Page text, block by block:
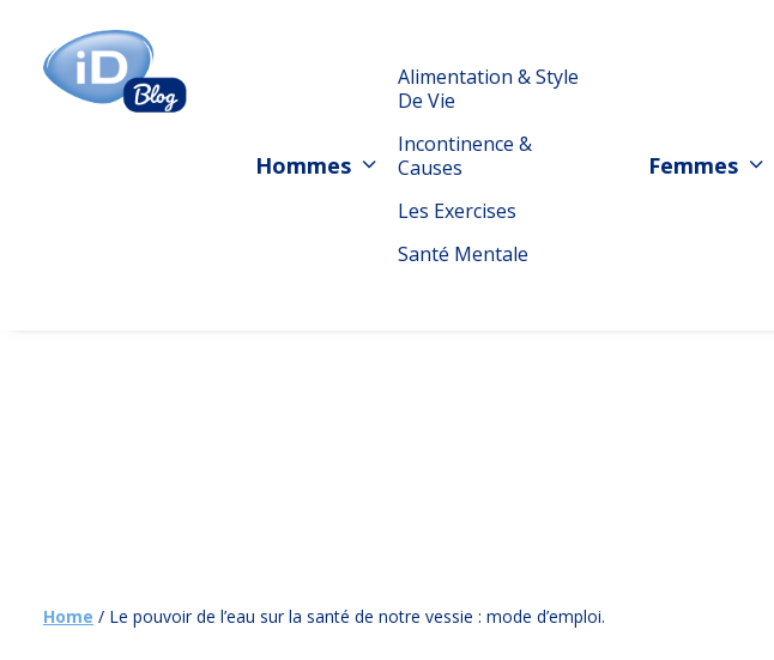
Hommes
Alimentation & Style
De Vie
Incontinence &
Causes
Les Exercises
Santé Mentale
Femmes
Home / Le pouvoir de l’eau sur la santé de notre vessie : mode d’emploi.